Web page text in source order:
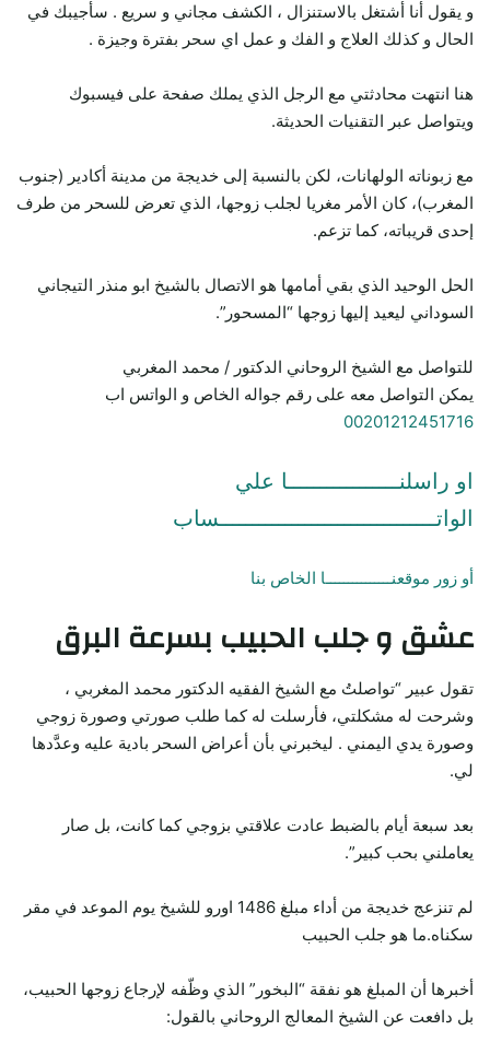
و يقول أنا أشتغل بالاستنزال ، الكشف مجاني و سريع . سأجيبك في
الحال و كذلك العلاج و الفك و عمل اي سحر بفترة وجيزة .
هنا انتهت محادثتي مع الرجل الذي يملك صفحة على فيسبوك
ويتواصل عبر التقنيات الحديثة.
مع زبوناته الولهانات، لكن بالنسبة إلى خديجة من مدينة أكادير (جنوب
المغرب)، كان الأمر مغريا لجلب زوجها، الذي تعرض للسحر من طرف
إحدى قريباته، كما تزعم.
الحل الوحيد الذي بقي أمامها هو الاتصال بالشيخ ابو منذر التيجاني
السوداني ليعيد إليها زوجها “المسحور”.
للتواصل مع الشيخ الروحاني الدكتور / محمد المغربي
يمكن التواصل معه على رقم جواله الخاص و الواتس اب
00201212451716
او راسلنـــــــــــــــــا علي
الواتـــــــــــــــــــــــــــــــــساب
أو زور موقعنـــــــــــــــا الخاص بنا
عشق و جلب الحبيب بسرعة البرق
تقول عبير “تواصلتُ مع الشيخ الفقيه الدكتور محمد المغربي ،
وشرحت له مشكلتي، فأرسلت له كما طلب صورتي وصورة زوجي
وصورة يدي اليمني . ليخبرني بأن أعراض السحر بادية عليه وعدَّدها
لي.
بعد سبعة أيام بالضبط عادت علاقتي بزوجي كما كانت، بل صار
يعاملني بحب كبير”.
لم تنزعج خديجة من أداء مبلغ 1486 اورو للشيخ يوم الموعد في مقر
سكناه.ما هو جلب الحبيب
أخبرها أن المبلغ هو نفقة “البخور” الذي وظّفه لإرجاع زوجها الحبيب،
بل دافعت عن الشيخ المعالج الروحاني بالقول: